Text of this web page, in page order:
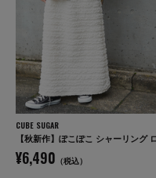
CUBE SUGAR
¥6,490 （税込）